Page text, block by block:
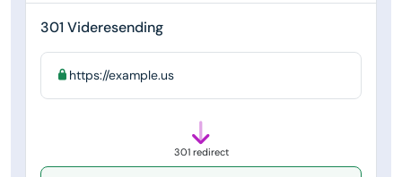
301 Videresending
https://example.us
301 redirect